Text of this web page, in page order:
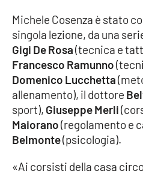
Leggendo Alvaro insieme
Imprese Di Calabria
Le perfidie di Antonella
Venti di comunicazione
Michele Cosenza è stato
singola lezione, da una
Gigi De Rosa(tecnica e
Francesco Ramunno
Domenico Lucchetta
allenamento), il dottore
sport), Giuseppe Merli
Maiorano(regolamento e
Belmonte(psicologia).
«Ai corsisti della casa